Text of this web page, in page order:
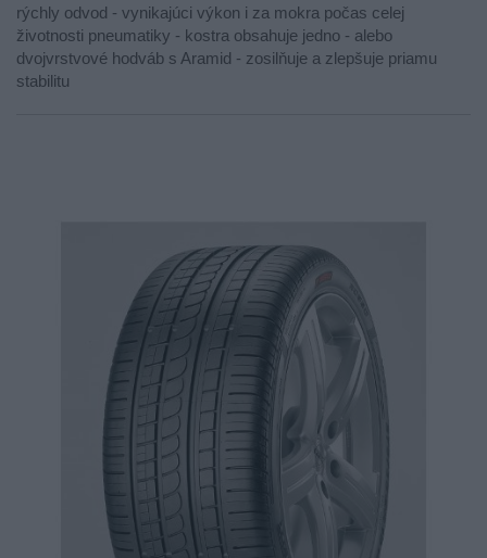
rýchly odvod - vynikajúci výkon i za mokra počas celej
životnosti pneumatiky - kostra obsahuje jedno - alebo
dvojvrstvové hodváb s Aramid - zosilňuje a zlepšuje priamu
stabilitu